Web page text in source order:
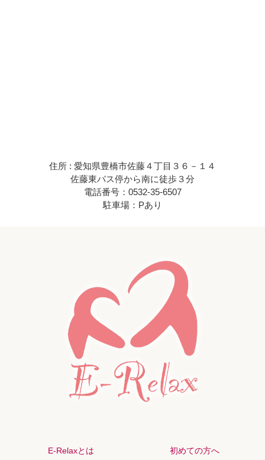
住所 : 愛知県豊橋市佐藤４丁目３６－１４
佐藤東バス停から南に徒歩３分
電話番号：0532-35-6507
駐車場：Pあり
E-Relaxとは 初めての方へ